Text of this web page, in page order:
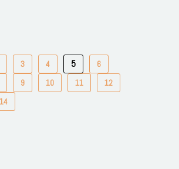
3 4 5
6
9 10 11
12
14